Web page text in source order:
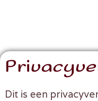
Dit is een